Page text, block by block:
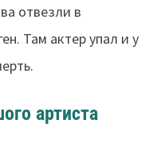
отвезли в
Там актер упал и у
артиста